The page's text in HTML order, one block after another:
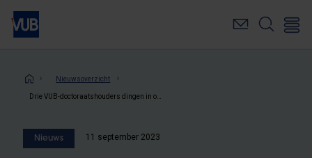
Overslaan
naar
inhoudKruimelpad
Nieuwsoverzicht
Nieuws 11 september 2023